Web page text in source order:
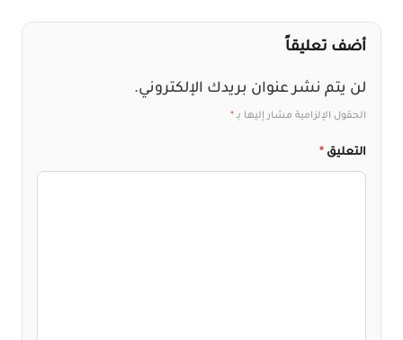
أضف تعليقاً
لن يتم نشر عنوان بريدك الإلكتروني.
الحقول الإلزامية مشار إليها بـ*
التعليق*